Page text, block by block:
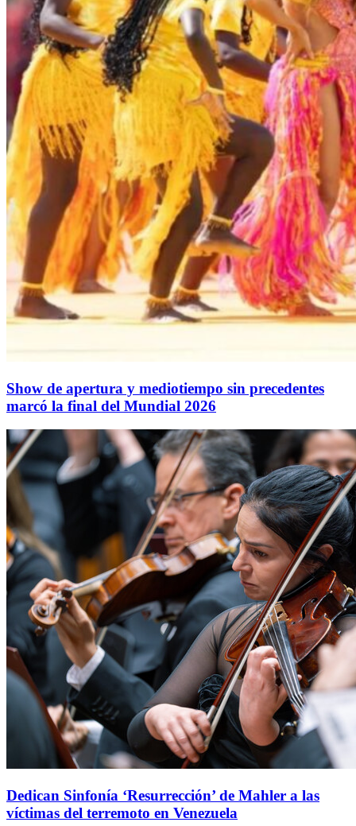
Show de apertura y mediotiempo sin precedentes
marcó la final del Mundial 2026
Dedican Sinfonía ‘Resurrección’ de Mahler a las
víctimas del terremoto en Venezuela